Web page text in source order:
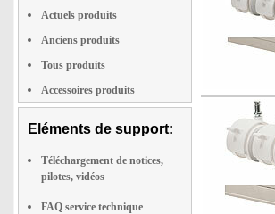
Actuels produits
Anciens produits
Tous produits
Accessoires produits
Eléments de support:
Téléchargement de notices,
pilotes, vidéos
FAQ service technique